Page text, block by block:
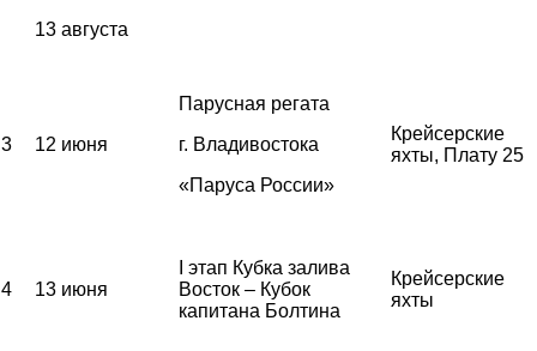
13 августа
3 12 июня
Парусная регата
г. Владивостока
«Паруса России»
Крейсерские
яхты, Плату 25
4 13 июня
I этап Кубка залива
Восток – Кубок
капитана Болтина
Крейсерские
яхты